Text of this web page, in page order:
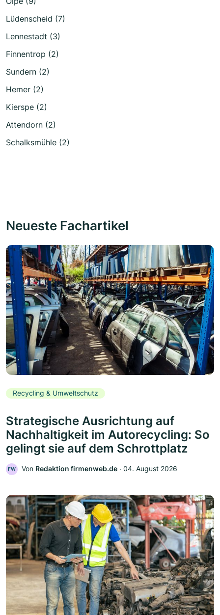
Lüdenscheid (7)
Lennestadt (3)
Finnentrop (2)
Sundern (2)
Hemer (2)
Kierspe (2)
Attendorn (2)
Schalksmühle (2)
Neueste Fachartikel
Recycling & Umweltschutz
Strategische Ausrichtung auf
Nachhaltigkeit im Autorecycling: So
gelingt sie auf dem Schrottplatz
FW Von Redaktion firmenweb.de ‧ 04. August 2026